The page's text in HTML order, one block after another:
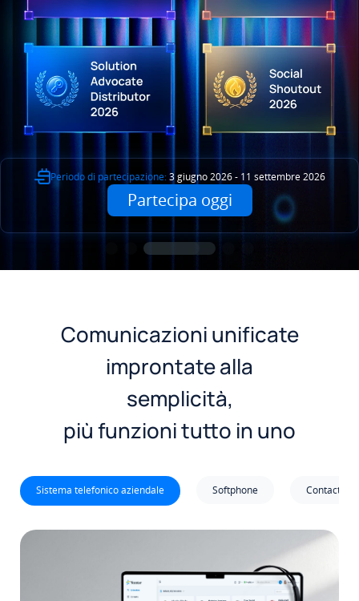
Periodo di partecipazione:3 giugno 2026 - 11 settembre 2026
Partecipa oggi
Comunicazioni unificate
improntate alla
semplicità,
più funzioni tutto in uno
Sistema telefonico aziendale Softphone Contact